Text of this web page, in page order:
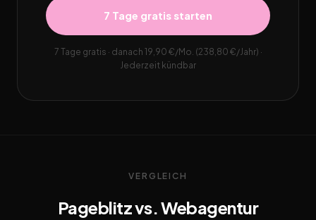
7 Tage gratis starten
7 Tage gratis · danach 19,90 €/Mo. (238,80 €/Jahr) ·
Jederzeit kündbar
VERGLEICH
Pageblitz vs. Webagentur